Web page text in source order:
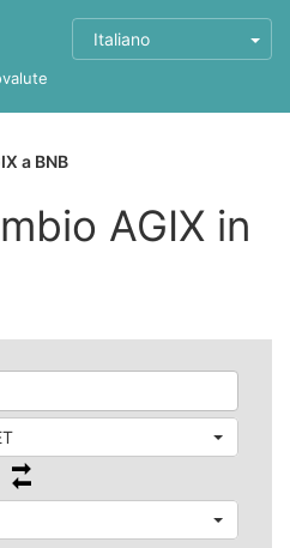
Italiano
a BNB
AGIX in